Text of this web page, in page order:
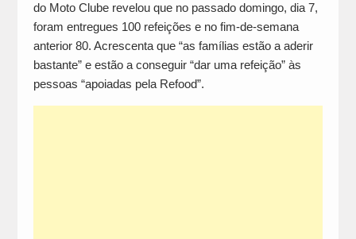
do Moto Clube revelou que no passado domingo, dia 7,
foram entregues 100 refeições e no fim-de-semana
anterior 80. Acrescenta que “as famílias estão a aderir
bastante” e estão a conseguir “dar uma refeição” às
pessoas “apoiadas pela Refood”.